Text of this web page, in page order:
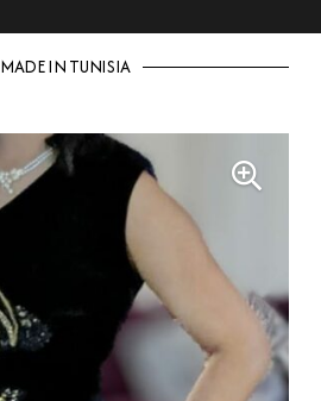
MADE IN TUNISIA